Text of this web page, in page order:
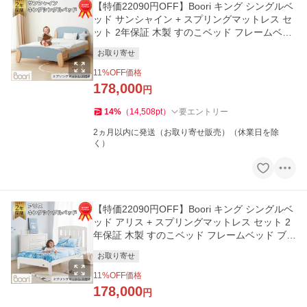
【特価22090円OFF】Boori キング シングルベ
ッド サンシャイン + スプリングマットレス セ
ット 2年保証 木製 すのこベッド フレームベッ
お取り寄せ
11%OFF価格
178,000円
14% （ 14,508pt） 要エントリー
2ヵ月以内に発送（お取り寄せ販売）（休業日を除
く）
【特価22090円OFF】Boori キング シングルベ
ッド アリス + スプリングマットレス セット 2
年保証 木製 すのこベッド フレームベッド ブー
お取り寄せ
11%OFF価格
178,000円